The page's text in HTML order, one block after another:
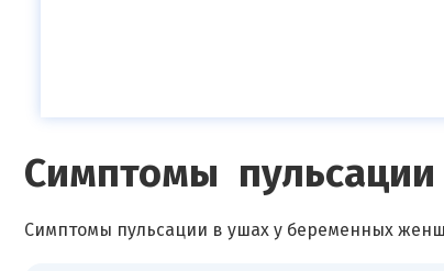
Симптомы
Симптомы пульсации в ушах у беременных